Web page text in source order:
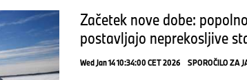
Začetek nove dobe:
postavljajo neprekosljive
Wed Jan 14 10:34:00 CET 2026 SPOROČILO ZA